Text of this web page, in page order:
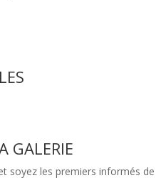
GALERIE
soyez les premiers informés de